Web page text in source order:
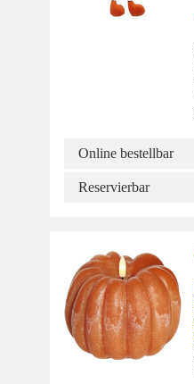
Online bestellbar
Reservierbar